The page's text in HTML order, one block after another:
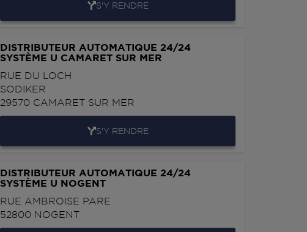
S'Y RENDRE
DISTRIBUTEUR AUTOMATIQUE 24/24
SYSTÈME U CAMARET SUR MER
RUE DU LOCH
SODIKER
29570 CAMARET SUR MER
S'Y RENDRE
DISTRIBUTEUR AUTOMATIQUE 24/24
SYSTÈME U NOGENT
RUE AMBROISE PARE
52800 NOGENT